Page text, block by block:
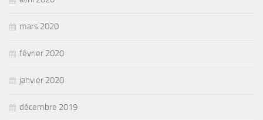
mars 2020
février 2020
janvier 2020
décembre 2019